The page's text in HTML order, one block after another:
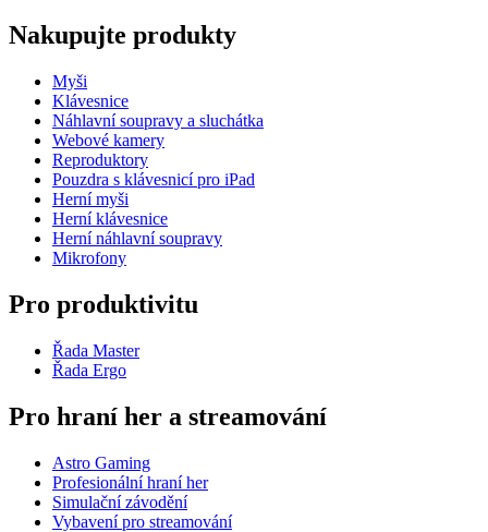
Nakupujte produkty
Myši
Klávesnice
Náhlavní soupravy a sluchátka
Webové kamery
Reproduktory
Pouzdra s klávesnicí pro iPad
Herní myši
Herní klávesnice
Herní náhlavní soupravy
Mikrofony
Pro produktivitu
Řada Master
Řada Ergo
Pro hraní her a streamování
Astro Gaming
Profesionální hraní her
Simulační závodění
Vybavení pro streamování